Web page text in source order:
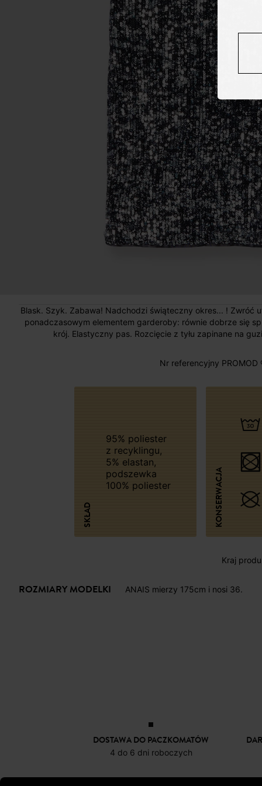
Blask. Szyk. Zabawa! Nadchodzi świąteczny okres... ! Zwróć
ponadczasowym elementem garderoby: równie dobrze się
krój. Elastyczny pas. Rozcięcie z tyłu zapinane na
Nr referencyjny
SKŁAD
95% poliester
z recyklingu,
5% elastan,
podszewka
100% poliester
KONSERWACJA
Kraj
ROZMIARY MODELKI ANAIS mierzy 175cm i nosi 36.
DOSTAWA DO PACZKOMATÓW
4 do 6 dni roboczych